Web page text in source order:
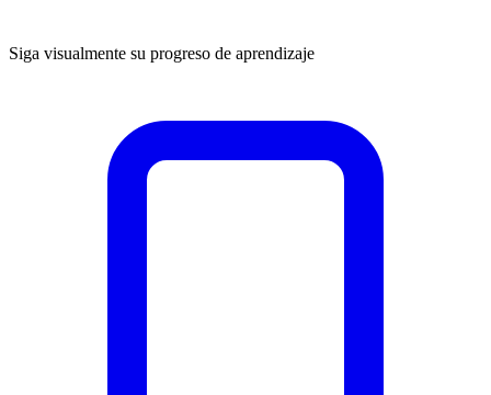
Siga visualmente su progreso de aprendizaje